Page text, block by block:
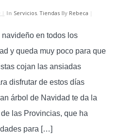
| In Servicios, Tiendas By Rebeca |
en todos los
y queda muy poco para que
cojan las ansiadas
disfrutar de estos días
árbol de Navidad te da la
las Provincias, que ha
para […]